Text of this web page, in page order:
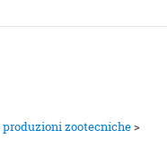
zootecniche>